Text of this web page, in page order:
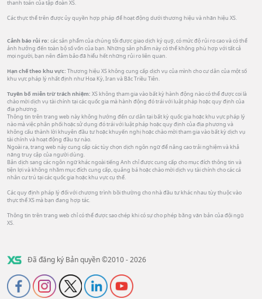
thanh toán của tập đoàn XS.
Các thực thể trên được ủy quyền hợp pháp để hoạt động dưới thương hiệu và nhãn hiệu XS.
Cảnh báo rủi ro: các sản phẩm của chúng tôi được giao dịch ký quỹ, có mức độ rủi ro cao và có thể
ảnh hưởng đến toàn bộ số vốn của bạn. Những sản phẩm này có thể không phù hợp với tất cả
mọi người, bạn nên đảm bảo đã hiểu hết những rủi ro liên quan.
Hạn chế theo khu vực: Thương hiệu XS không cung cấp dịch vụ của mình cho cư dân của một số
khu vực pháp lý nhất định như Hoa Kỳ, Iran và Bắc Triều Tiên.
Tuyên bố miễn trừ trách nhiệm: XS không tham gia vào bất kỳ hành động nào có thể được coi là
chào mời dịch vụ tài chính tại các quốc gia mà hành động đó trái với luật pháp hoặc quy định của
địa phương.
Thông tin trên trang web này không hướng đến cư dân tại bất kỳ quốc gia hoặc khu vực pháp lý
nào mà việc phân phối hoặc sử dụng đó trái với luật pháp hoặc quy định của địa phương và
không cấu thành lời khuyên đầu tư hoặc khuyến nghị hoặc chào mời tham gia vào bất kỳ dịch vụ
tài chính và hoạt động đầu tư nào.
Ngoài ra, trang web này cung cấp các tùy chọn dịch ngôn ngữ để nâng cao trải nghiệm và khả
năng truy cập của người dùng.
Bản dịch sang các ngôn ngữ khác ngoài tiếng Anh chỉ được cung cấp cho mục đích thông tin và
tiện lợi và không nhằm mục đích cung cấp, quảng bá hoặc chào mời dịch vụ tài chính cho các cá
nhân cư trú tại các quốc gia hoặc khu vực cụ thể.
Các quy định pháp lý đối với chương trình bồi thường cho nhà đầu tư khác nhau tùy thuộc vào
thực thể XS mà bạn đang hợp tác.
Thông tin trên trang web chỉ có thể được sao chép khi có sự cho phép bằng văn bản của đội ngũ
XS.
Đã đăng ký Bản quyền ©2010 - 2026